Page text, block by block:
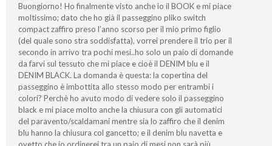
Buongiorno! Ho finalmente visto anche io il BOOK e mi piace
moltissimo; dato che ho già il passeggino pliko switch
compact zaffiro preso l’anno scorso per il mio primo figlio
(del quale sono stra soddisfatta), vorrei prendere il trio per il
secondo in arrivo tra pochi mesi..ho solo un paio di domande
da farvi sul tessuto che mi piace e cioè il DENIM blu e il
DENIM BLACK. La domanda è questa: la copertina del
passeggino è imbottita allo stesso modo per entrambi i
colori? Perchè ho avuto modo di vedere solo il passeggino
black e mi piace molto anche la chiusura con gli automatici
del paravento/scaldamani mentre sia lo zaffiro che il denim
blu hanno la chiusura col gancetto; e il denim blu navetta e
ovetto che io ordinerei tra un paio di mesi non sarà più